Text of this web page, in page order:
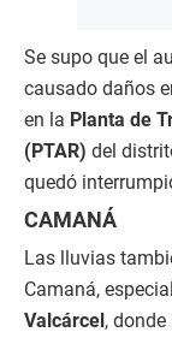
Se supo que el
causado daños
en la Planta de
(PTAR) del
quedó
CAMANÁ
Las lluvias
Camaná,
Valcárcel ,